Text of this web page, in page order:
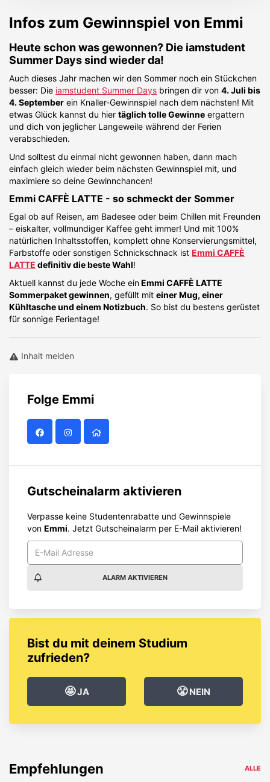
Infos zum Gewinnspiel von Emmi
Heute schon was gewonnen? Die iamstudent
Summer Days sind wieder da!
Auch dieses Jahr machen wir den Sommer noch ein Stückchen
besser: Die iamstudent Summer Days bringen dir von 4. Juli bis
4. September ein Knaller-Gewinnspiel nach dem nächsten! Mit
etwas Glück kannst du hier täglich tolle Gewinne ergattern
und dich von jeglicher Langeweile während der Ferien
verabschieden.
Und solltest du einmal nicht gewonnen haben, dann mach
einfach gleich wieder beim nächsten Gewinnspiel mit, und
maximiere so deine Gewinnchancen!
Emmi CAFFÈ LATTE - so schmeckt der Sommer
Egal ob auf Reisen, am Badesee oder beim Chillen mit Freunden
– eiskalter, vollmundiger Kaffee geht immer! Und mit 100%
natürlichen Inhaltsstoffen, komplett ohne Konservierungsmittel,
Farbstoffe oder sonstigen Schnickschnack ist Emmi CAFFÈ
LATTE definitiv die beste Wahl!
Aktuell kannst du jede Woche einEmmi CAFFÈ LATTE
Sommerpaket gewinnen, gefüllt mit einer Mug, einer
Kühltasche und einem Notizbuch. So bist du bestens gerüstet
für sonnige Ferientage!
Inhalt melden
Folge Emmi
Gutscheinalarm aktivieren
Verpasse keine Studentenrabatte und Gewinnspiele
von Emmi. Jetzt Gutscheinalarm per E-Mail aktivieren!
ALARM AKTIVIEREN
Bist du mit deinem Studium
zufrieden?
🤩JA 😤NEIN
Empfehlungen ALLE